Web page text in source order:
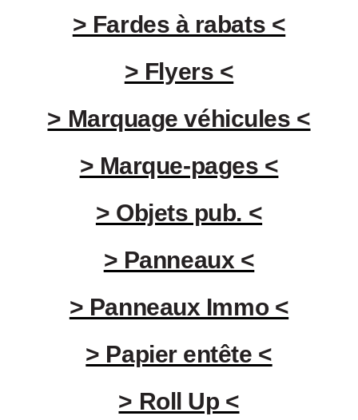
> Fardes à rabats <
> Flyers <
> Marquage véhicules <
> Marque-pages <
> Objets pub. <
> Panneaux <
> Panneaux Immo <
> Papier entête <
> Roll Up <